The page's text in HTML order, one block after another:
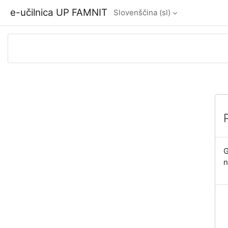
e-učilnica UP FAMNIT Slovenščina ‎(sl)‎